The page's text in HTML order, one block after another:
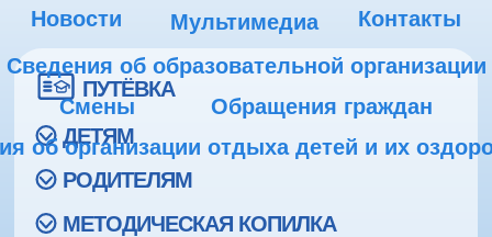
Новости Мультимедиа
Контакты
Сведения об образовательной организации
Смены
Обращения граждан
об организации отдыха детей и их
ПУТЁВКА
ДЕТЯМ
РОДИТЕЛЯМ
МЕТОДИЧЕСКАЯ КОПИЛКА